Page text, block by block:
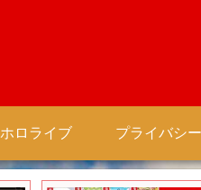
ホロライブ